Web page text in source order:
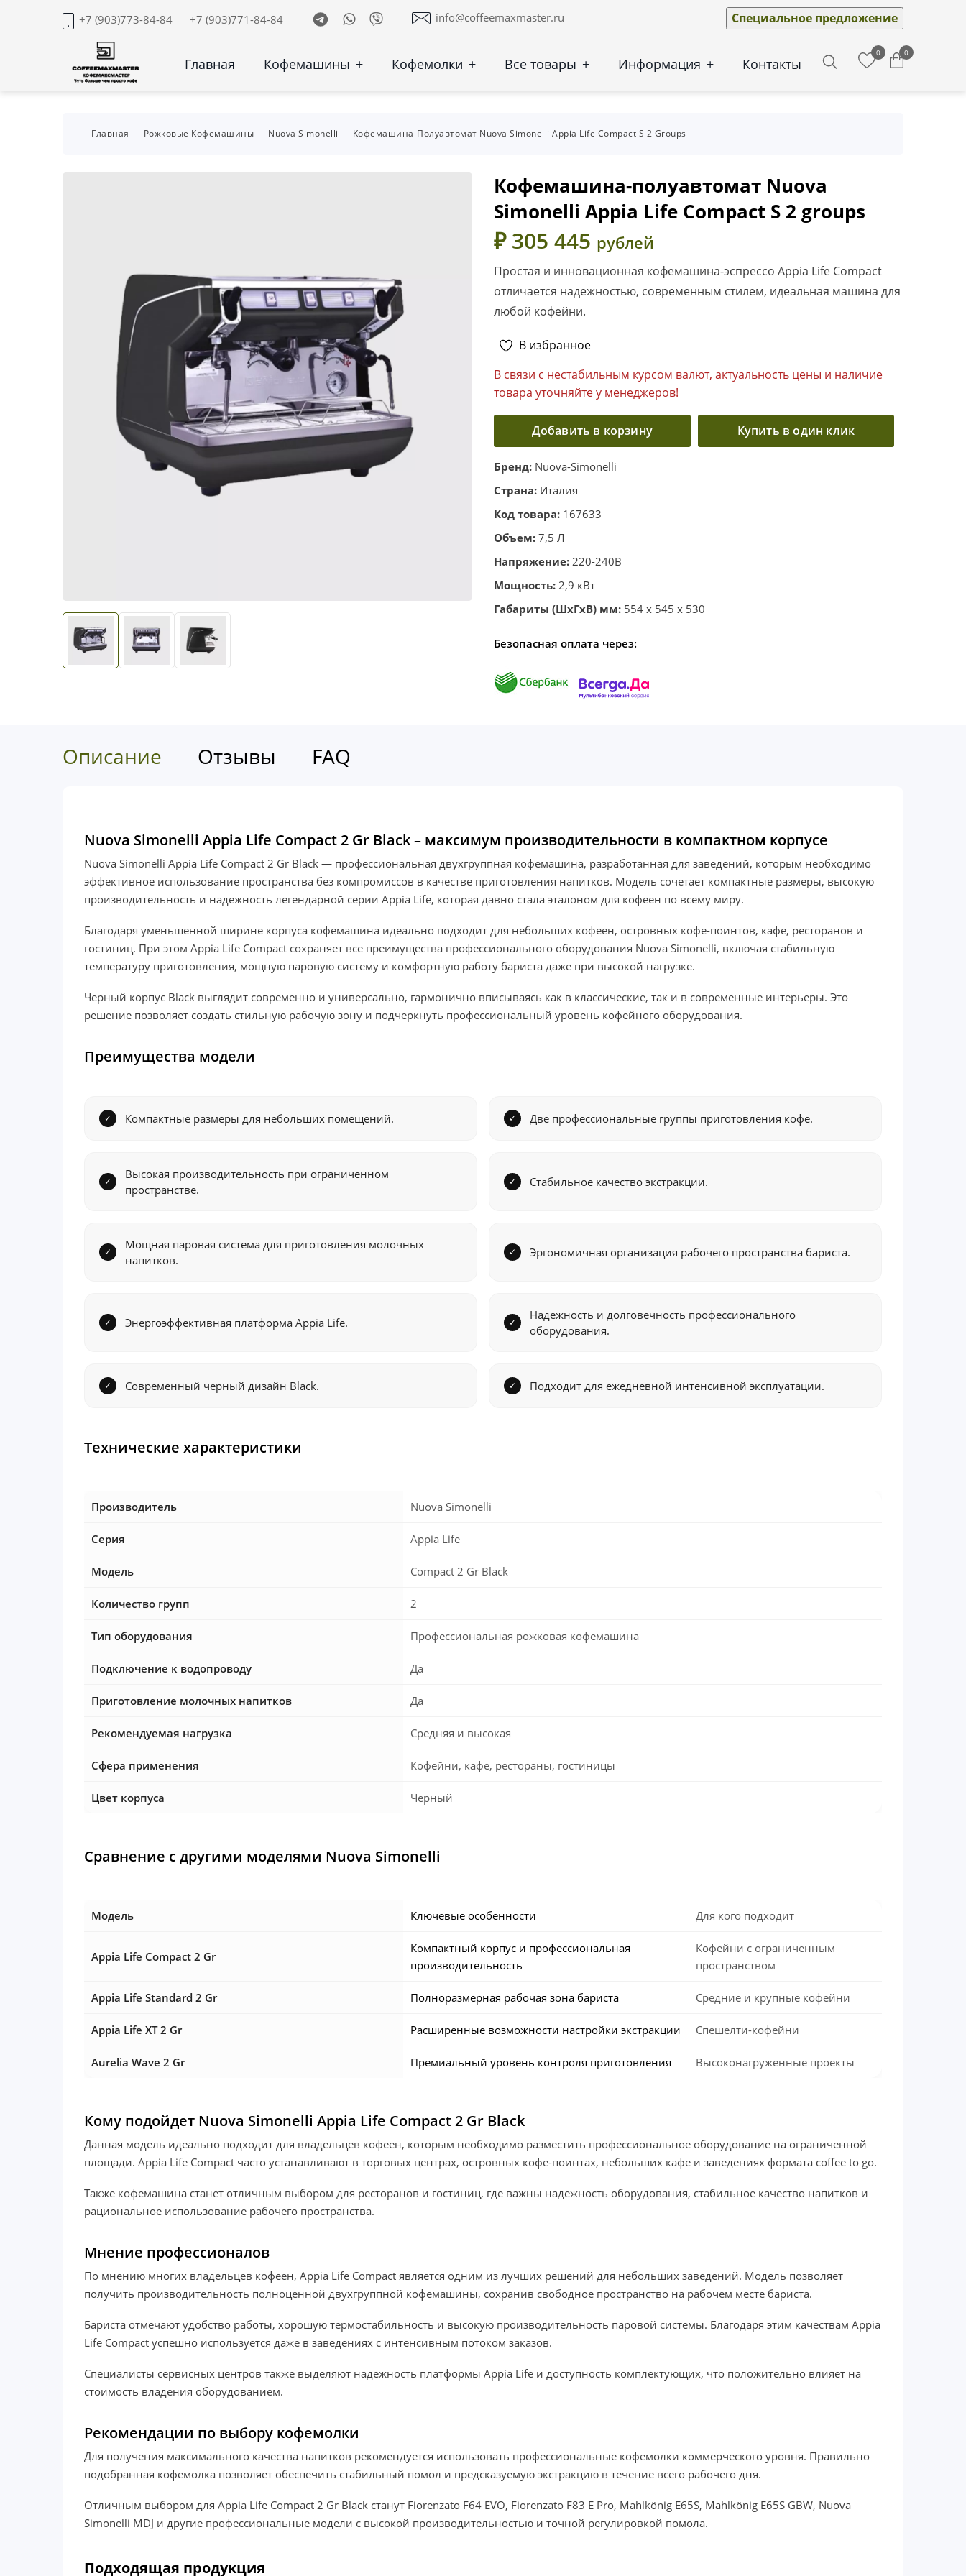
+7 (903)773-84-84 +7 (903)771-84-84 TelegramWhatsapp
Viber info@coffeemaxmaster.ru Специальное предложение
Главная Кофемашины + Кофемолки + Все товары + Информация + Контакты
0 0
Главная Рожковые Кофемашины Nuova Simonelli Кофемашина-Полуавтомат Nuova Simonelli Appia Life Compact S 2 Groups
Кофемашина-полуавтомат Nuova
Simonelli Appia Life Compact S 2 groups
₽ 305 445 рублей
Простая и инновационная кофемашина-эспрессо Appia Life Compact
отличается надежностью, современным стилем, идеальная машина для
любой кофейни.
В избранное
В связи с нестабильным курсом валют, актуальность цены и наличие
товара уточняйте у менеджеров!
Добавить в корзину Купить в один клик
Бренд: Nuova-Simonelli
Страна: Италия
Код товара: 167633
Объем: 7,5 Л
Напряжение: 220-240В
Мощность: 2,9 кВт
Габариты (ШхГхВ) мм: 554 x 545 x 530
Безопасная оплата через:
Описание Отзывы FAQ
Nuova Simonelli Appia Life Compact 2 Gr Black – максимум производительности в компактном корпусе
Nuova Simonelli Appia Life Compact 2 Gr Black — профессиональная двухгруппная кофемашина, разработанная для заведений, которым необходимо
эффективное использование пространства без компромиссов в качестве приготовления напитков. Модель сочетает компактные размеры, высокую
производительность и надежность легендарной серии Appia Life, которая давно стала эталоном для кофеен по всему миру.
Благодаря уменьшенной ширине корпуса кофемашина идеально подходит для небольших кофеен, островных кофе-поинтов, кафе, ресторанов и
гостиниц. При этом Appia Life Compact сохраняет все преимущества профессионального оборудования Nuova Simonelli, включая стабильную
температуру приготовления, мощную паровую систему и комфортную работу бариста даже при высокой нагрузке.
Черный корпус Black выглядит современно и универсально, гармонично вписываясь как в классические, так и в современные интерьеры. Это
решение позволяет создать стильную рабочую зону и подчеркнуть профессиональный уровень кофейного оборудования.
Преимущества модели
Компактные размеры для небольших помещений. Две профессиональные группы приготовления кофе.
Высокая производительность при ограниченном
пространстве.
Стабильное качество экстракции.
Мощная паровая система для приготовления молочных
напитков.
Эргономичная организация рабочего пространства бариста.
Энергоэффективная платформа Appia Life.
Надежность и долговечность профессионального
оборудования.
Современный черный дизайн Black. Подходит для ежедневной интенсивной эксплуатации.
Технические характеристики
Производитель Nuova Simonelli
Серия Appia Life
Модель Compact 2 Gr Black
Количество групп 2
Тип оборудования Профессиональная рожковая кофемашина
Подключение к водопроводу Да
Приготовление молочных напитков Да
Рекомендуемая нагрузка Средняя и высокая
Сфера применения Кофейни, кафе, рестораны, гостиницы
Цвет корпуса Черный
Сравнение с другими моделями Nuova Simonelli
Модель Ключевые особенности Для кого подходит
Appia Life Compact 2 Gr
Компактный корпус и профессиональная
производительность
Кофейни с ограниченным
пространством
Appia Life Standard 2 Gr Полноразмерная рабочая зона бариста Средние и крупные кофейни
Appia Life XT 2 Gr Расширенные возможности настройки экстракции Спешелти-кофейни
Aurelia Wave 2 Gr Премиальный уровень контроля приготовления Высоконагруженные проекты
Кому подойдет Nuova Simonelli Appia Life Compact 2 Gr Black
Данная модель идеально подходит для владельцев кофеен, которым необходимо разместить профессиональное оборудование на ограниченной
площади. Appia Life Compact часто устанавливают в торговых центрах, островных кофе-поинтах, небольших кафе и заведениях формата coffee to go.
Также кофемашина станет отличным выбором для ресторанов и гостиниц, где важны надежность оборудования, стабильное качество напитков и
рациональное использование рабочего пространства.
Мнение профессионалов
По мнению многих владельцев кофеен, Appia Life Compact является одним из лучших решений для небольших заведений. Модель позволяет
получить производительность полноценной двухгруппной кофемашины, сохранив свободное пространство на рабочем месте бариста.
Бариста отмечают удобство работы, хорошую термостабильность и высокую производительность паровой системы. Благодаря этим качествам Appia
Life Compact успешно используется даже в заведениях с интенсивным потоком заказов.
Специалисты сервисных центров также выделяют надежность платформы Appia Life и доступность комплектующих, что положительно влияет на
стоимость владения оборудованием.
Рекомендации по выбору кофемолки
Для получения максимального качества напитков рекомендуется использовать профессиональные кофемолки коммерческого уровня. Правильно
подобранная кофемолка позволяет обеспечить стабильный помол и предсказуемую экстракцию в течение всего рабочего дня.
Отличным выбором для Appia Life Compact 2 Gr Black станут Fiorenzato F64 EVO, Fiorenzato F83 E Pro, Mahlkönig E65S, Mahlkönig E65S GBW, Nuova
Simonelli MDJ и другие профессиональные модели с высокой производительностью и точной регулировкой помола.
Подходящая продукция